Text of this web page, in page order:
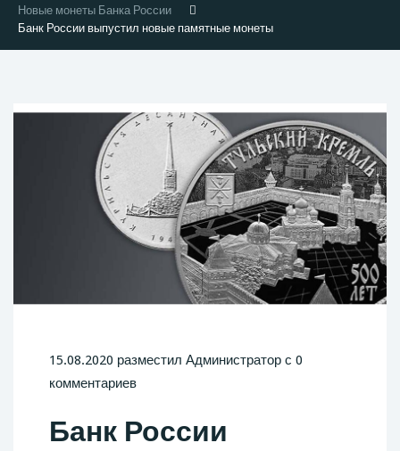
Новые монеты Банка России
Банк России выпустил новые памятные монеты
15.08.2020 разместил Администратор с 0
комментариев
Банк России